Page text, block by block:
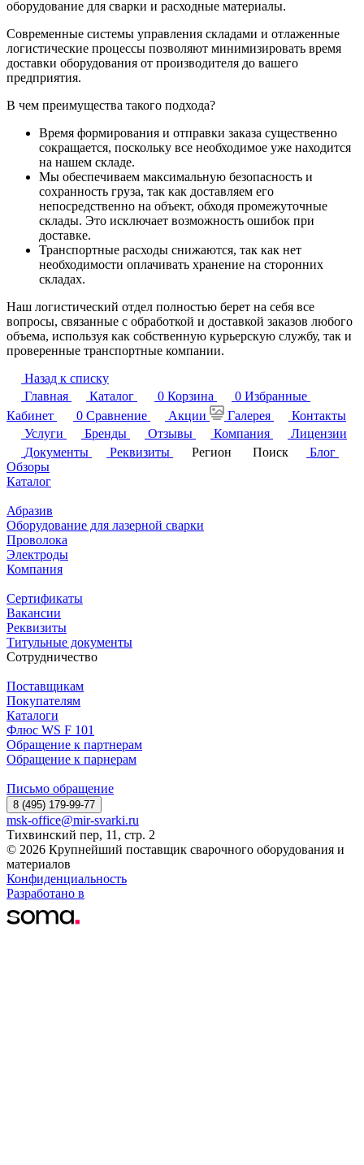
оборудование для сварки и расходные материалы.
Современные системы управления складами и отлаженные
логистические процессы позволяют минимизировать время
доставки оборудования от производителя до вашего
предприятия.
В чем преимущества такого подхода?
Время формирования и отправки заказа существенно
сокращается, поскольку все необходимое уже находится
на нашем складе.
Мы обеспечиваем максимальную безопасность и
сохранность груза, так как доставляем его
непосредственно на объект, обходя промежуточные
склады. Это исключает возможность ошибок при
доставке.
Транспортные расходы снижаются, так как нет
необходимости оплачивать хранение на сторонних
складах.
Наш логистический отдел полностью берет на себя все
вопросы, связанные с обработкой и доставкой заказов любого
объема, используя как собственную курьерскую службу, так и
проверенные транспортные компании.
Назад к списку
Главная
Каталог 0 Корзина 0 Избранные
Кабинет
0 Сравнение Акции Галерея
Контакты
Услуги
Бренды Отзывы Компания
Лицензии
Документы
Реквизиты Регион Поиск
Блог
Обзоры
Каталог
Абразив
Оборудование для лазерной сварки
Проволока
Электроды
Компания
Сертификаты
Вакансии
Реквизиты
Титульные документы
Сотрудничество
Поставщикам
Покупателям
Каталоги
Флюс WS F 101
Обращение к партнерам
Обращение к парнерам
Письмо обращение
8 (495) 179-99-77
msk-office@mir-svarki.ru
Тихвинский пер, 11, стр. 2
© 2026 Крупнейший поставщик сварочного оборудования и
материалов
Конфиденциальность
Разработано в